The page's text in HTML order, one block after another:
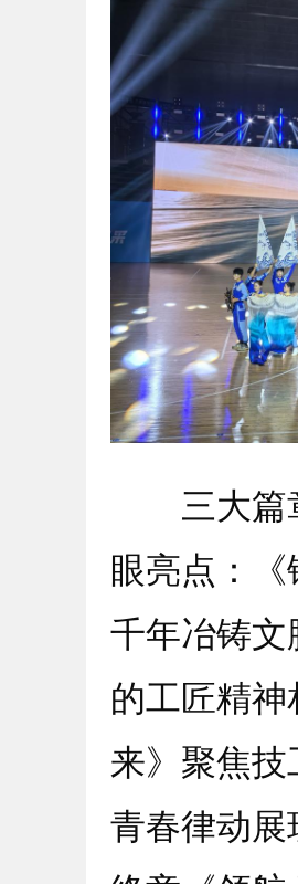
三大篇章
眼亮点：《
千年冶铸
的工匠精神
来》聚焦
青春律动展